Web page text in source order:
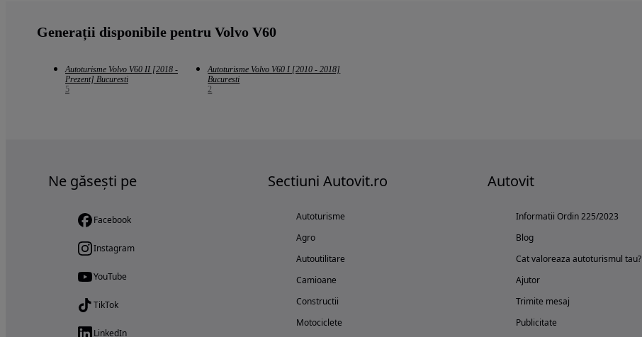
Generații disponibile pentru Volvo V60
Autoturisme Volvo V60 II [2018 -
Prezent] Bucuresti
5
Autoturisme Volvo V60 I [2010 - 2018]
Bucuresti
2
Ne găsești pe
Facebook
Instagram
YouTube
TikTok
LinkedIn
Sectiuni Autovit.ro
Autoturisme
Agro
Autoutilitare
Camioane
Constructii
Motociclete
Autovit
Informatii Ordin 225/2023
Blog
Cat valoreaza autoturismul tau?
Ajutor
Trimite mesaj
Publicitate